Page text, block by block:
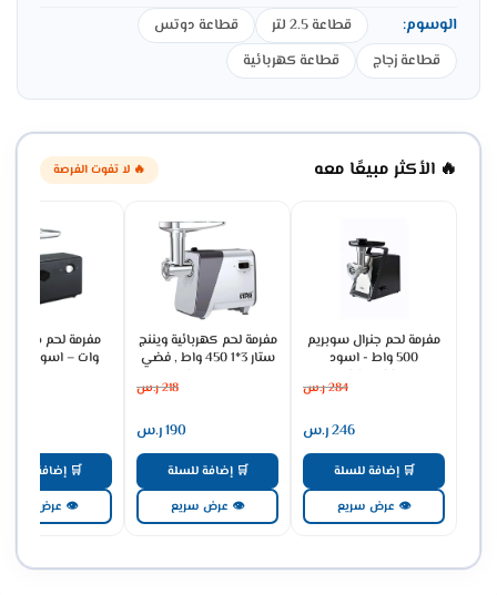
الوسوم: قطاعة 2.5 لتر
قطاعة دوتس
قطاعة زجاج
قطاعة كهربائية
🔥 الأكثر مبيعًا معه 🔥 لا تفوت الفرصة
مفرمة لحم جنرال سوبريم
500 واط - اسود
GSM5001
284ر.س
246ر.س
🛒 إضافة للسلة
👁 عرض سريع
مفرمة لحم كهربائية ويننج
ستار 3*1 450 واط , فضي
218ر.س
190ر.س
🛒 إضافة للسلة
👁 عرض سريع
وات – اسود MG-410
🛒 إضافة للسلة
👁 عرض سريع